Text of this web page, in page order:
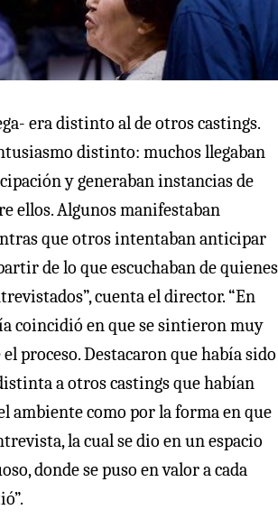
era distinto al de otros castings.
distinto: muchos llegaban
y generaban instancias de
ellos. Algunos manifestaban
que otros intentaban anticipar
de lo que escuchaban de quienes
cuenta el director. “En
coincidió en que se sintieron muy
proceso. Destacaron que había sido
a otros castings que habían
ambiente como por la forma en que
la cual se dio en un espacio
donde se puso en valor a cada